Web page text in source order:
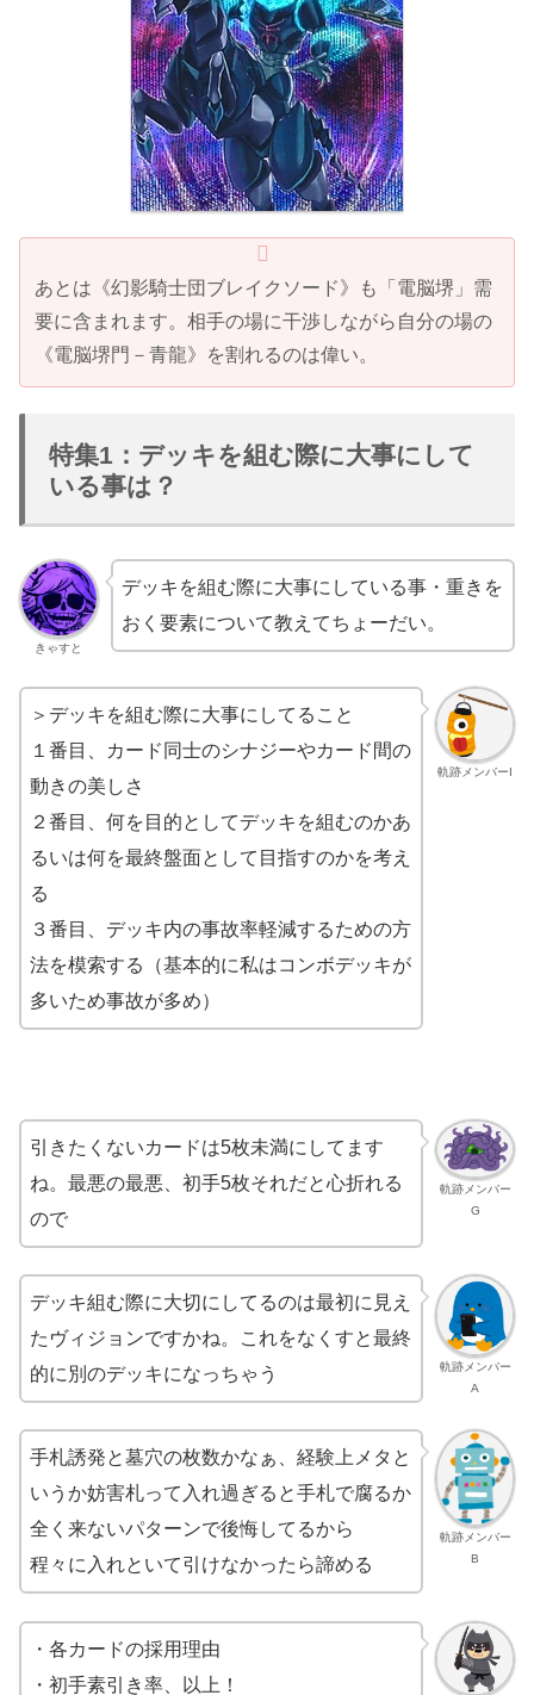
あとは《幻影騎士団ブレイクソード》も「電脳堺」需
要に含まれます。相手の場に干渉しながら自分の場の
《電脳堺門－青龍》を割れるのは偉い。
特集1：デッキを組む際に大事にして
いる事は？
きゃすと
デッキを組む際に大事にしている事・重きを
おく要素について教えてちょーだい。
軌跡メンバーI
＞デッキを組む際に大事にしてること
１番目、カード同士のシナジーやカード間の
動きの美しさ
２番目、何を目的としてデッキを組むのかあ
るいは何を最終盤面として目指すのかを考え
る
３番目、デッキ内の事故率軽減するための方
法を模索する（基本的に私はコンボデッキが
多いため事故が多め）
軌跡メンバー
G
引きたくないカードは5枚未満にしてます
ね。最悪の最悪、初手5枚それだと心折れる
ので
軌跡メンバー
A
デッキ組む際に大切にしてるのは最初に見え
たヴィジョンですかね。これをなくすと最終
的に別のデッキになっちゃう
軌跡メンバー
B
手札誘発と墓穴の枚数かなぁ、経験上メタと
いうか妨害札って入れ過ぎると手札で腐るか
全く来ないパターンで後悔してるから
程々に入れといて引けなかったら諦める
・各カードの採用理由
・初手素引き率、以上！